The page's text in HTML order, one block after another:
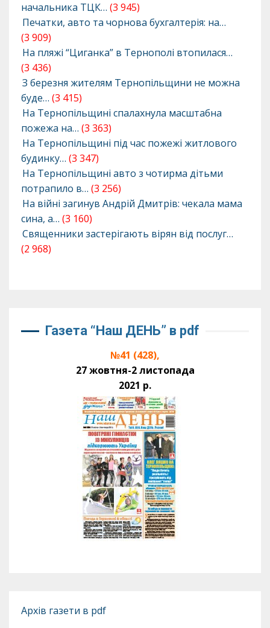
начальника ТЦК… (3 945)
Печатки, авто та чорнова бухгалтерія: на…
(3 909)
На пляжі “Циганка” в Тернополі втопилася…
(3 436)
З березня жителям Тернопільщини не можна
буде… (3 415)
На Тернопільщині спалахнула масштабна
пожежа на… (3 363)
На Тернопільщині під час пожежі житлового
будинку… (3 347)
На Тернопільщині авто з чотирма дітьми
потрапило в… (3 256)
На війні загинув Андрій Дмитрів: чекала мама
сина, а… (3 160)
Священники застерігають вірян від послуг…
(2 968)
Газета “Наш ДЕНЬ” в pdf
№41 (428),
27 жовтня-2 листопада
2021 р.
Архів газети в pdf